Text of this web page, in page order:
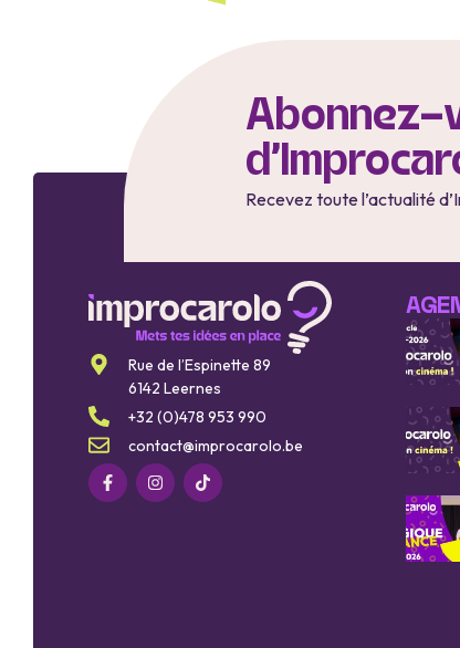
Abonnez-
Recevez toute l’actualité
Rue de l’Espinette 89
6142 Leernes
+32 (0)478 953 990
contact@improcarolo.be